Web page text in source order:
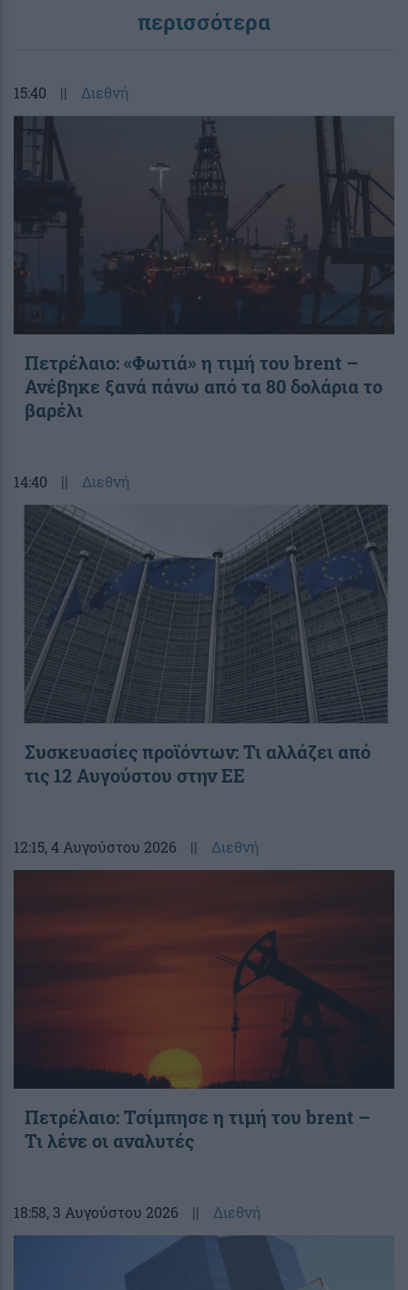
περισσότερα
15:40 || Διεθνή
Πετρέλαιο: «Φωτιά» η τιμή του brent –
Ανέβηκε ξανά πάνω από τα 80 δολάρια το
βαρέλι
14:40 || Διεθνή
Συσκευασίες προϊόντων: Τι αλλάζει από
τις 12 Αυγούστου στην ΕΕ
12:15, 4 Αυγούστου 2026 || Διεθνή
Πετρέλαιο: Τσίμπησε η τιμή του brent –
Τι λένε οι αναλυτές
18:58, 3 Αυγούστου 2026 || Διεθνή